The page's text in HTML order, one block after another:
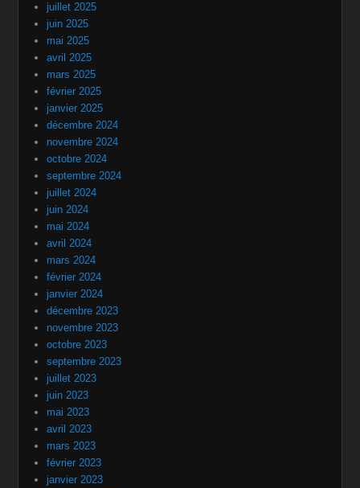
juillet 2025
juin 2025
mai 2025
avril 2025
mars 2025
février 2025
janvier 2025
décembre 2024
novembre 2024
octobre 2024
septembre 2024
juillet 2024
juin 2024
mai 2024
avril 2024
mars 2024
février 2024
janvier 2024
décembre 2023
novembre 2023
octobre 2023
septembre 2023
juillet 2023
juin 2023
mai 2023
avril 2023
mars 2023
février 2023
janvier 2023